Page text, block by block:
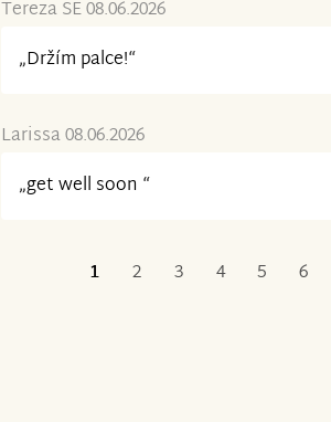
Tereza SE 08.06.2026
„Držím palce!“
Larissa 08.06.2026
„get well soon “
1 2 3 4 5 6